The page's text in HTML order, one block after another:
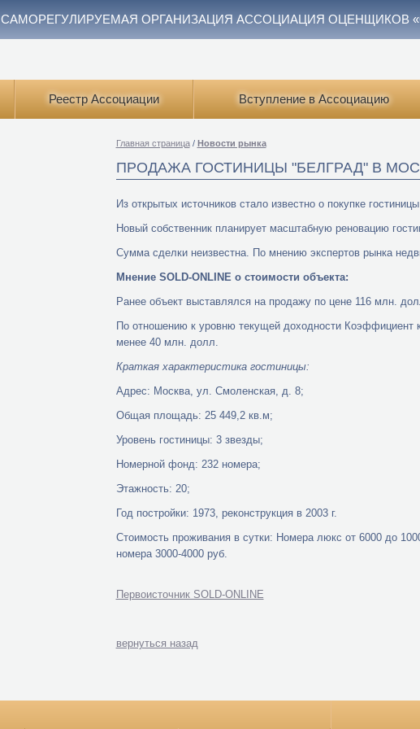
САМОРЕГУЛИРУЕМАЯ ОРГАНИЗАЦИЯ АССОЦИАЦИЯ ОЦЕНЩИКОВ
Реестр Ассоциации Вступление в Ассоциацию
Главная страница / Новости рынка
ПРОДАЖА ГОСТИНИЦЫ "БЕЛГРАД" В
Из открытых источников стало известно о покупке
Новый собственник планирует масштабную реновацию
Сумма сделки неизвестна. По мнению экспертов рынка
Мнение SOLD-ONLINE о стоимости объекта:
Ранее объект выставлялся на продажу по цене 116 млн.
По отношению к уровню текущей доходности Коэффициент
менее 40 млн. долл.
Краткая характеристика гостиницы:
Адрес: Москва, ул. Смоленская, д. 8;
Общая площадь: 25 449,2 кв.м;
Уровень гостиницы: 3 звезды;
Номерной фонд: 232 номера;
Этажность: 20;
Год постройки: 1973, реконструкция в 2003 г.
Стоимость проживания в сутки: Номера люкс от 6000 до
номера 3000-4000 руб.
Первоисточник SOLD-ONLINE
вернуться назад